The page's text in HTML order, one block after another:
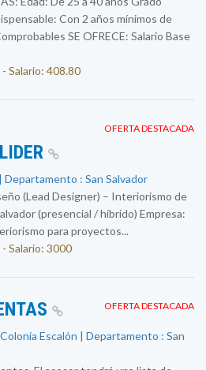
Con 2 años mínimos de
SE OFRECE: Salario Base
Salario: 408.80
OFERTA DESTACADA
Departamento : San Salvador
(Lead Designer) – Interiorismo de
(presencial / híbrido) Empresa:
para proyectos...
Salario: 3000
OFERTA DESTACADA
Escalón | Departamento : San